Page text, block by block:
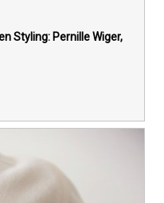
Styling: Pernille Wiger,